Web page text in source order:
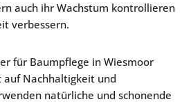
auch ihr Wachstum kontrollieren
verbessern.
für Baumpflege in Wiesmoor
Nachhaltigkeit und
natürliche und schonende